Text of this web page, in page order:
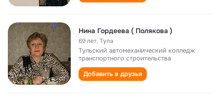
Нина Гордеева ( Полякова )
69 лет,Тула
Тульский автомеханический колледж
транспортного строительства
Добавить в друзья